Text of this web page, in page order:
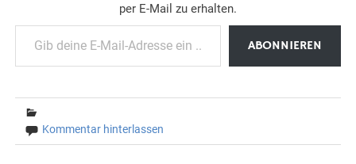
per E-Mail zu erhalten.
Gib deine E-Mail-Adresse ein ...
ABONNIEREN
Kommentar hinterlassen